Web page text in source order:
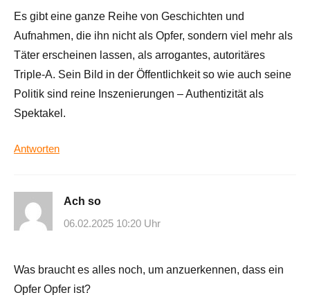
Es gibt eine ganze Reihe von Geschichten und
Aufnahmen, die ihn nicht als Opfer, sondern viel mehr als
Täter erscheinen lassen, als arrogantes, autoritäres
Triple-A. Sein Bild in der Öffentlichkeit so wie auch seine
Politik sind reine Inszenierungen – Authentizität als
Spektakel.
Antworten
Ach so
06.02.2025 10:20 Uhr
Was braucht es alles noch, um anzuerkennen, dass ein
Opfer Opfer ist?